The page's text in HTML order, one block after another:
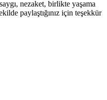
nezaket, birlikte yaşama
paylaştığınız için teşekkür